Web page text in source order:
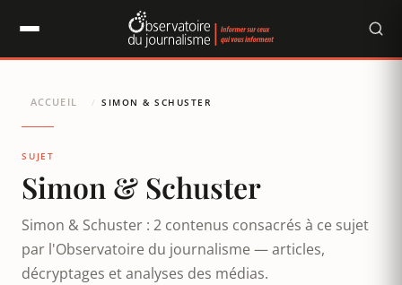
ACCUEIL / SIMON & SCHUSTER
SUJET
Simon & Schuster
Simon & Schuster : 2 contenus consacrés à ce sujet
par l'Observatoire du journalisme — articles,
décryptages et analyses des médias.
Panneau de gestion des cookies